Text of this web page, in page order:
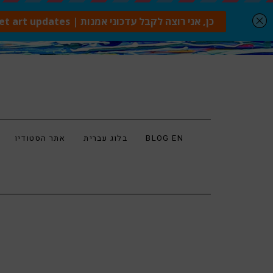
אתר הסטודיו בלוג עברית BLOG EN